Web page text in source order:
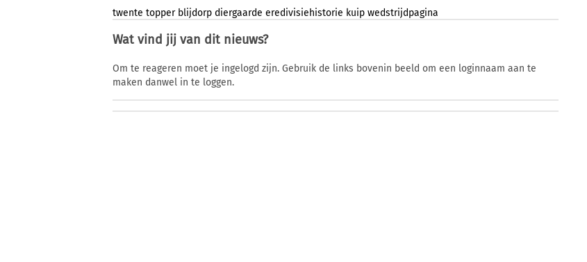
twente topper blijdorp diergaarde eredivisiehistorie kuip wedstrijdpagina
Wat vind jij van dit nieuws?
Om te reageren moet je ingelogd zijn. Gebruik de links bovenin beeld om een loginnaam aan te
maken danwel in te loggen.